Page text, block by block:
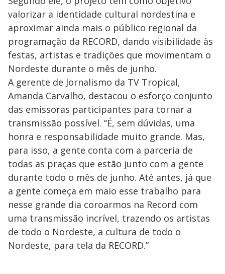
valorizar a identidade cultural nordestina e
aproximar ainda mais o público regional da
programação da RECORD, dando visibilidade às
festas, artistas e tradições que movimentam o
Nordeste durante o mês de junho.
A gerente de Jornalismo da TV Tropical,
Amanda Carvalho, destacou o esforço conjunto
das emissoras participantes para tornar a
transmissão possível. “É, sem dúvidas, uma
honra e responsabilidade muito grande. Mas,
para isso, a gente conta com a parceria de
todas as praças que estão junto com a gente
durante todo o mês de junho. Até antes, já que
a gente começa em maio esse trabalho para
nesse grande dia coroarmos na Record com
uma transmissão incrível, trazendo os artistas
de todo o Nordeste, a cultura de todo o
Nordeste, para tela da RECORD.”